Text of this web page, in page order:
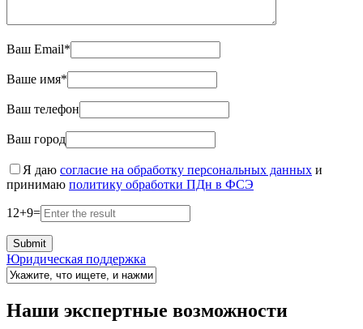
Ваш Email*
Ваше имя*
Ваш телефон
Ваш город
Я даю согласие на обработку персональных данных и
принимаю политику обработки ПДн в ФСЭ
12+9=
Юридическая поддержка
Наши экспертные возможности